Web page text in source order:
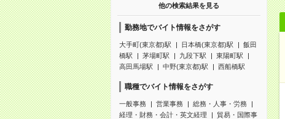
他の検索結果を見る
勤務地でバイト情報をさがす
大手町(東京都)駅 日本橋(東京都)駅
飯田
橋駅
茅場町駅 九段下駅
東陽町駅
高田馬場駅
中野(東京都)駅 西船橋駅
職種でバイト情報をさがす
一般事務 営業事務
総務・人事・労務
経理・財務・会計・英文経理
貿易・国際事